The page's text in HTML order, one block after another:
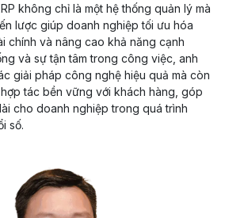
không chỉ là một hệ thống quản lý mà
lược giúp doanh nghiệp tối ưu hóa
chính và nâng cao khả năng cạnh
và sự tận tâm trong công việc, anh
giải pháp công nghệ hiệu quả mà còn
tác bền vững với khách hàng, góp
cho doanh nghiệp trong quá trình
số.